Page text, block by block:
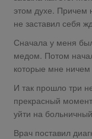
этом духе. Причем
не заставил себя
Сначала у меня
медом. Потом
которые мне
И так прошло три
прекрасный
уйти на
Врач поставил